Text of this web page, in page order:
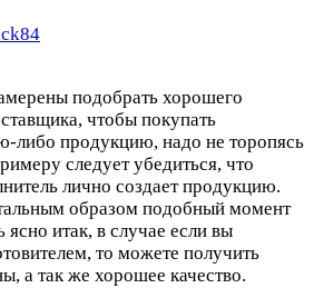
подобрать хорошего
чтобы покупать
либо продукцию, надо не торопясь
следует убедиться, что
лично создает продукцию.
образом подобный момент
ясно итак, в случае если вы
то можете получить
а так же хорошее качество.